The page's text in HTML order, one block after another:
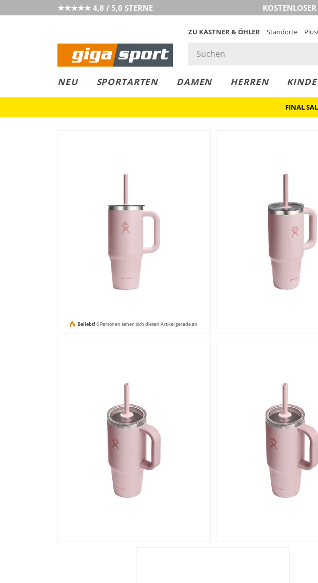
★★★★★ 4,8 / 5,0 STERNE
ZU KASTNER & ÖHLER Standorte
NEU SPORTARTEN DAMEN HERREN
LEASING
COLLECT
RESERVE
FINAL
Beliebt! 6 Personen sehen sich diesen Artikel gerade an